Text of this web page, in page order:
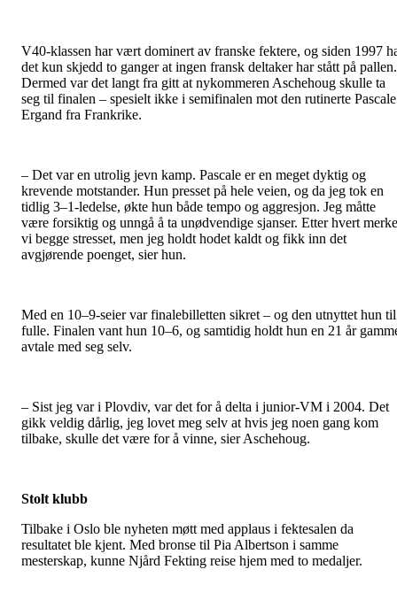
V40-klassen har vært dominert av franske fektere, og siden 1997
det kun skjedd to ganger at ingen fransk deltaker har stått på pallen.
Dermed var det langt fra gitt at nykommeren Aschehoug skulle ta
seg til finalen – spesielt ikke i semifinalen mot den rutinerte Pascale
Ergand fra Frankrike.
– Det var en utrolig jevn kamp. Pascale er en meget dyktig og
krevende motstander. Hun presset på hele veien, og da jeg tok en
tidlig 3–1-ledelse, økte hun både tempo og aggresjon. Jeg måtte
være forsiktig og unngå å ta unødvendige sjanser. Etter hvert
vi begge stresset, men jeg holdt hodet kaldt og fikk inn det
avgjørende poenget, sier hun.
Med en 10–9-seier var finalebilletten sikret – og den utnyttet hun til
fulle. Finalen vant hun 10–6, og samtidig holdt hun en 21 år
avtale med seg selv.
– Sist jeg var i Plovdiv, var det for å delta i junior-VM i 2004. Det
gikk veldig dårlig, jeg lovet meg selv at hvis jeg noen gang kom
tilbake, skulle det være for å vinne, sier Aschehoug.
Stolt klubb
Tilbake i Oslo ble nyheten møtt med applaus i fektesalen da
resultatet ble kjent. Med bronse til Pia Albertson i samme
mesterskap, kunne Njård Fekting reise hjem med to medaljer.